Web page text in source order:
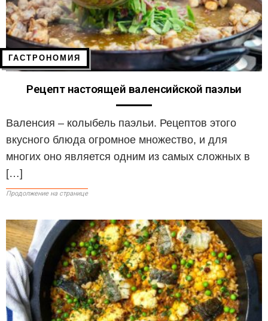
ГАСТРОНОМИЯ
Рецепт настоящей валенсийской паэльи
Валенсия – колыбель паэльи. Рецептов этого
вкусного блюда огромное множество, и для
многих оно является одним из самых сложных в
[…]
Продолжение на странице